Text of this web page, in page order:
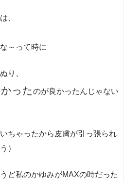
、
～って時に
り、
ったのが良かったんじゃない
ちゃったから皮膚が引っ張られ
）
ど私のかゆみがMAXの時だった